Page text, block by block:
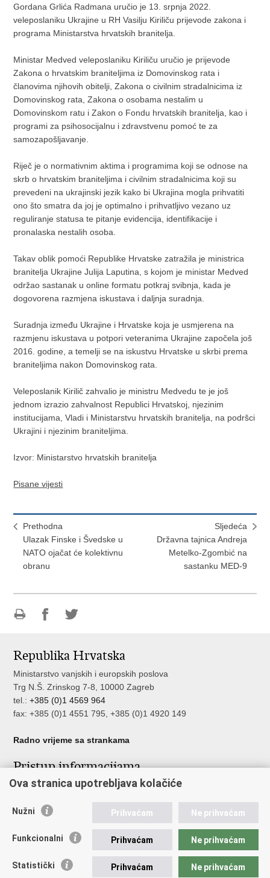
Gordana Grlića Radmana uručio je 13. srpnja 2022.
veleposlaniku Ukrajine u RH Vasilju Kiriliču prijevode zakona i
programa Ministarstva hrvatskih branitelja.
Ministar Medved veleposlaniku Kiriliču uručio je prijevode
Zakona o hrvatskim braniteljima iz Domovinskog rata i
članovima njihovih obitelji, Zakona o civilnim stradalnicima iz
Domovinskog rata, Zakona o osobama nestalim u
Domovinskom ratu i Zakon o Fondu hrvatskih branitelja, kao i
programi za psihosocijalnu i zdravstvenu pomoć te za
samozapošljavanje.
Riječ je o normativnim aktima i programima koji se odnose na
skrb o hrvatskim braniteljima i civilnim stradalnicima koji su
prevedeni na ukrajinski jezik kako bi Ukrajina mogla prihvatiti
ono što smatra da joj je optimalno i prihvatljivo vezano uz
reguliranje statusa te pitanje evidencija, identifikacije i
pronalaska nestalih osoba.
Takav oblik pomoći Republike Hrvatske zatražila je ministrica
branitelja Ukrajine Julija Laputina, s kojom je ministar Medved
održao sastanak u online formatu potkraj svibnja, kada je
dogovorena razmjena iskustava i daljnja suradnja.
Suradnja između Ukrajine i Hrvatske koja je usmjerena na
razmjenu iskustava u potpori veteranima Ukrajine započela još
2016. godine, a temelji se na iskustvu Hrvatske u skrbi prema
braniteljima nakon Domovinskog rata.
Veleposlanik Kirilič zahvalio je ministru Medvedu te je još
jednom izrazio zahvalnost Republici Hrvatskoj, njezinim
institucijama, Vladi i Ministarstvu hrvatskih branitelja, na podršci
Ukrajini i njezinim braniteljima.
Izvor: Ministarstvo hrvatskih branitelja
Pisane vijesti
Prethodna
Ulazak Finske i Švedske u
NATO ojačat će kolektivnu
obranu
Sljedeća
Državna tajnica Andreja
Metelko-Zgombić na
sastanku MED-9
Facebooku
Twitteru
Republika Hrvatska
Ministarstvo vanjskih i europskih poslova
Trg N.Š. Zrinskog 7-8, 10000 Zagreb
tel.:+385 (0)1 4569 964
fax: +385 (0)1 4551 795, +385 (0)1 4920 149
Radno vrijeme sa strankama
Pristup informacijama
Pristup informacijama
Nepravilnosti
Javna nabava u MVEP-u
Ova stranica upotrebljava kolačiće
Nužni Prihvaćam Ne prihvaćam
Funkcionalni Prihvaćam Ne prihvaćam
Statistički Prihvaćam Ne prihvaćam